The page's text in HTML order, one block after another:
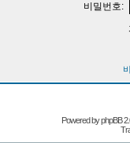
비밀번호:
Powered byphpBB